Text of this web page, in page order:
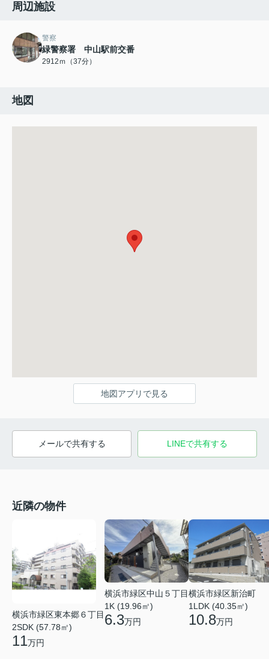
周辺施設
警察
緑警察署 中山駅前交番
2912ｍ（37分）
地図
地図アプリで見る
メールで共有する LINEで共有する
近隣の物件
横浜市緑区東本郷６丁目
2SDK (57.78㎡)
11万円
横浜市緑区中山５丁目
1K (19.96㎡)
6.3万円
横浜市緑区新治町
1LDK (40.35㎡)
10.8万円